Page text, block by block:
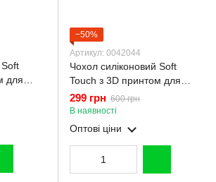
Soft
для
5G
(Повний
−50%
Артикул: 0042044
Чохол силіконовий Soft
Touch з 3D принтом для
Samsung Galaxy A52 5G
(SM-A526) молочний
(Повний захист камери)
299 грн 600 грн
В наявності
Оптові ціни